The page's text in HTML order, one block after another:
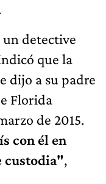
detective
que la
dijo a su padre
Florida
de 2015.
con él en
custodia",